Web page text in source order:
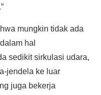
mungkin tidak ada
hal
sedikit sirkulasi udara,
jendela ke luar
juga bekerja